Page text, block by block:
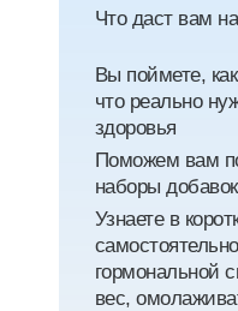
Что даст вам
Вы поймете,
что реально
здоровья
Поможем вам
наборы
Узнаете в
гормональной
вес,